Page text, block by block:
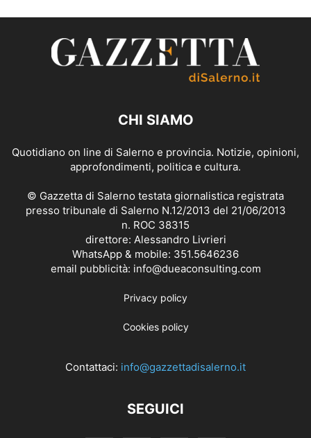
CHI SIAMO
Quotidiano on line di Salerno e provincia. Notizie, opinioni,
approfondimenti, politica e cultura.
© Gazzetta di Salerno testata giornalistica registrata
presso tribunale di Salerno N.12/2013 del 21/06/2013
n. ROC 38315
direttore: Alessandro Livrieri
WhatsApp & mobile: 351.5646236
email pubblicità: info@dueaconsulting.com
Privacy policy
Cookies policy
Contattaci: info@gazzettadisalerno.it
SEGUICI